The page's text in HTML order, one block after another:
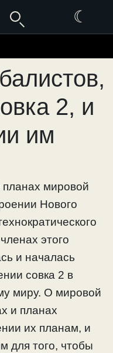
☾
2, и
им
планах мировой
Нового
этого
и началась
совка 2 в
миру. О мировой
и планах
их планам, и
для того, чтобы